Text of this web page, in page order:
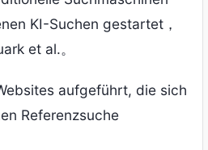
KI-Suchen gestartet，
et al.。
aufgeführt, die sich
Referenzsuche